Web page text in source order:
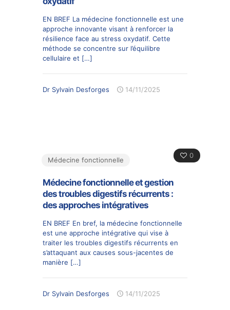
EN BREF La médecine fonctionnelle est une
approche innovante visant à renforcer la
résilience face au stress oxydatif. Cette
méthode se concentre sur l’équilibre
cellulaire et […]
Dr Sylvain Desforges 14/11/2025
0
Médecine fonctionnelle
Médecine fonctionnelle et gestion
des troubles digestifs récurrents :
des approches intégratives
EN BREF En bref, la médecine fonctionnelle
est une approche intégrative qui vise à
traiter les troubles digestifs récurrents en
s’attaquant aux causes sous-jacentes de
manière […]
Dr Sylvain Desforges 14/11/2025